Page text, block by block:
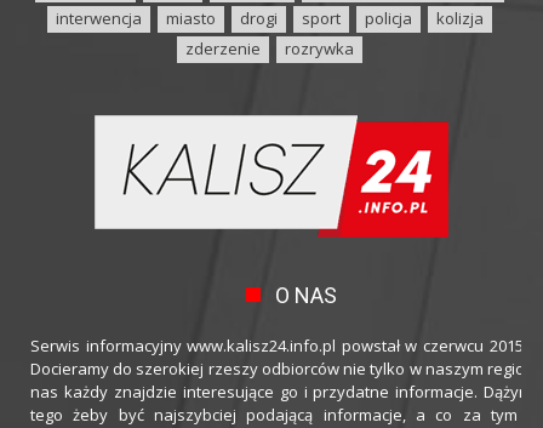
interwencja
miasto drogi sport policja
kolizja
zderzenie
rozrywka
O NAS
Serwis informacyjny www.kalisz24.info.pl powstał w czerwcu 2015
Docieramy do szerokiej rzeszy odbiorców nie tylko w naszym
nas każdy znajdzie interesujące go i przydatne informacje.
tego żeby być najszybciej podającą informacje, a co za tym